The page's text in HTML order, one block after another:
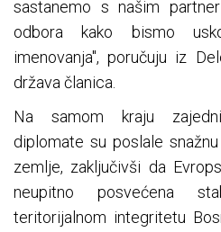
sastanemo s našim
odbora kako bismo
imenovanja", poručuju iz
država članica.
Na samom kraju
diplomate su poslale
zemlje, zaključivši da
neupitno posvećena
teritorijalnom integritetu